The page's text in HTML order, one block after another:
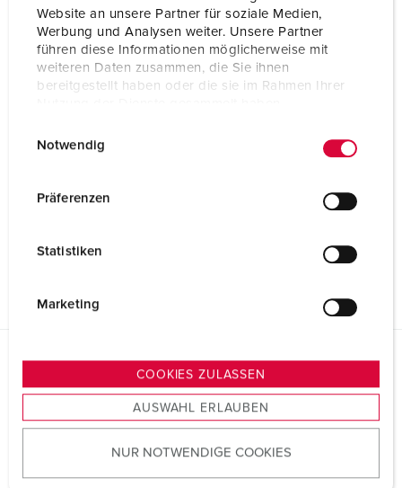
Website an unsere Partner für soziale Medien,
Werbung und Analysen weiter. Unsere Partner
führen diese Informationen möglicherweise mit
weiteren Daten zusammen, die Sie ihnen
bereitgestellt haben oder die sie im Rahmen Ihrer
s
u
w
Notwendig
Präferenzen
Statistiken
Marketing
COOKIES ZULASSEN
AUSWAHL ERLAUBEN
NUR NOTWENDIGE COOKIES
Planungsdaten & Downloads
Prüfstecker Drehfeld-Control 3917
Produktinfoblatt
Prüfstecker Drehfeld-Control 3917
PDF, 115 KB